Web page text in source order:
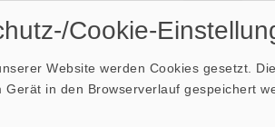
Cookie-
Website werden Cookies gesetzt.
Gerät in den Browserverlauf gespeichert